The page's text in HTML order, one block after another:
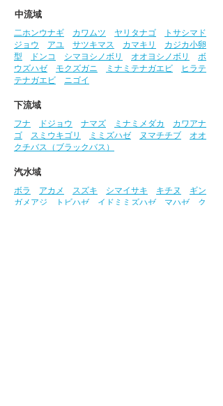
中流域
二ホンウナギ
カワムツ ヤリタナゴ
トサシマド
ジョウ
アユ サツキマス カマキリ
カジカ小卵
型
ドンコ シマヨシノボリ オオヨシノボリ
ボ
ウズハゼ
モクズガニ ミナミテナガエビ
ヒラテ
テナガエビ
ニゴイ
下流域
フナ
ドジョウ ナマズ ミナミメダカ
カワアナ
ゴ
スミウキゴリ ミミズハゼ ヌマチチブ
オオ
クチバス（ブラックバス）
汽水域
ボラ
アカメ スズキ シマイサキ キチヌ
ギン
ガメアジ
トビハゼ イドミミズハゼ マハゼ
ク